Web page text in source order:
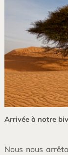
Arrivée à notre
Nous nous